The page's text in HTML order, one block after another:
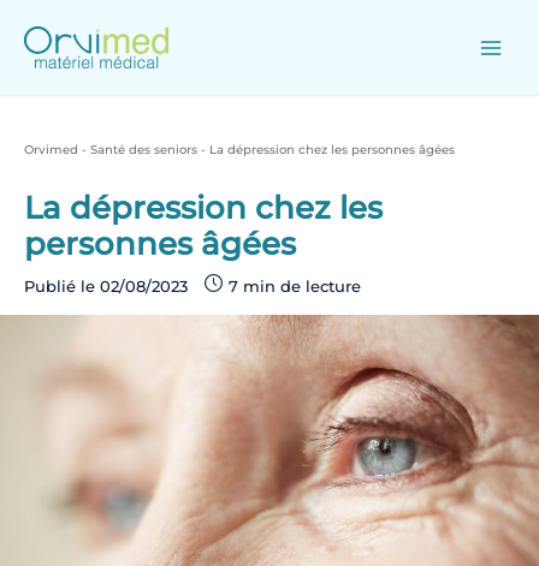
content
Orvimed - Santé des seniors- La dépression chez les personnes âgées
La dépression chez les
personnes âgées
Publié le 02/08/2023